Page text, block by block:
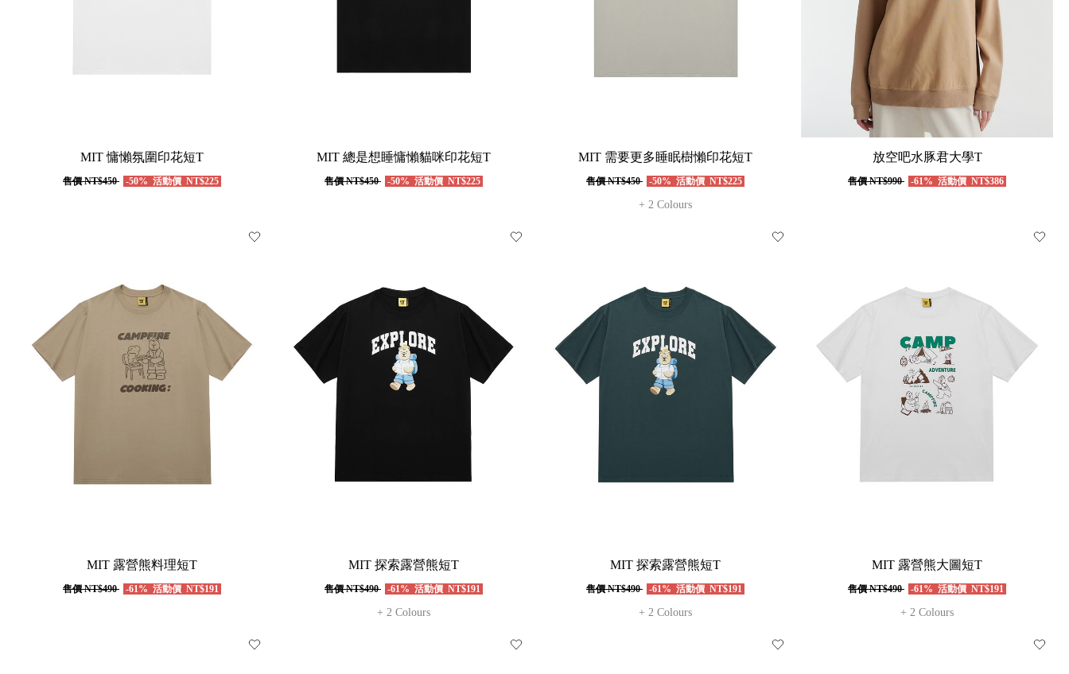
MIT 慵懶氛圍印花短T
售價NT$450 -50% 活動價 NT$225
MIT 總是想睡慵懶貓咪印花短T
售價NT$450 -50% 活動價 NT$225
MIT 需要更多睡眠樹懶印花短T
售價NT$450 -50% 活動價 NT$225
+ 2 Colours
放空吧水豚君大學T
售價NT$990 -61% 活動價 NT$386
MIT 露營熊料理短T
售價NT$490 -61% 活動價 NT$191
MIT 探索露營熊短T
售價NT$490 -61% 活動價 NT$191
+ 2 Colours
MIT 探索露營熊短T
售價NT$490 -61% 活動價 NT$191
+ 2 Colours
MIT 露營熊大圖短T
售價NT$490 -61% 活動價 NT$191
+ 2 Colours